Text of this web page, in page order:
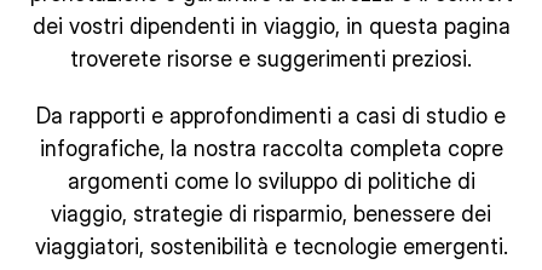
dei vostri dipendenti in viaggio, in questa pagina
troverete risorse e suggerimenti preziosi.
Da rapporti e approfondimenti a casi di studio e
infografiche, la nostra raccolta completa copre
argomenti come lo sviluppo di politiche di
viaggio, strategie di risparmio, benessere dei
viaggiatori, sostenibilità e tecnologie emergenti.